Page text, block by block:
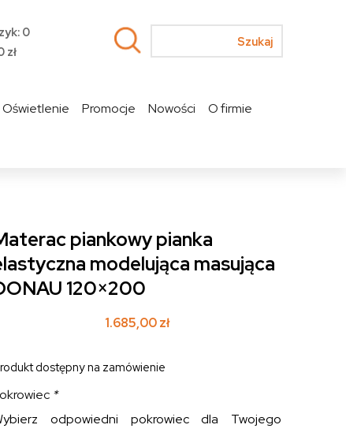
0
zł
Oświetlenie Promocje Nowości
O firmie
piankowy pianka
modelująca masująca
120×200
1.685,00zł
dostępny na zamówienie
*
odpowiedni pokrowiec dla Twojego